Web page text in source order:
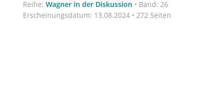
Reihe: Wagner in der Diskussion • Band: 26
Erscheinungsdatum: 13.08.2024 • 272 Seiten